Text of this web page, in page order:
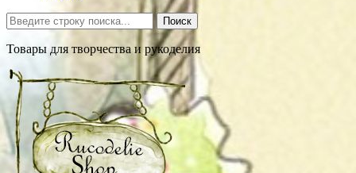
Поиск
Товары для творчества и рукоделия